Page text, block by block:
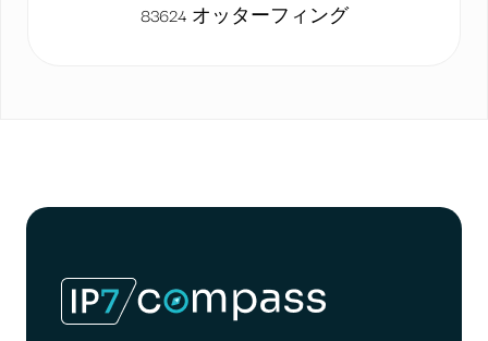
83624 オッターフィング